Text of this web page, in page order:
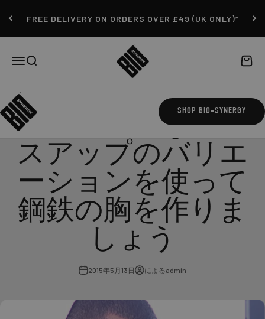
FREE DELIVERY ON ORDERS OVER £49 (UK ONLY)*
ナビゲーションメニューを開く
検索を開く
Bio-Synergy
カー
SHOP BIO-SYNERGY
クラシックなプレ
スアップのバリエ
ーションを使って
鋼鉄の胸を作りま
しょう
2015年5月13日 によるadmin